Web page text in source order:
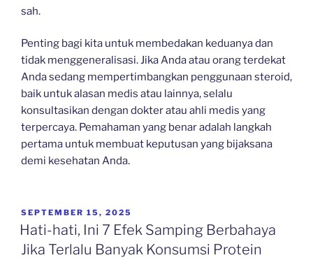
sah.
Penting bagi kita untuk membedakan keduanya dan
tidak menggeneralisasi. Jika Anda atau orang terdekat
Anda sedang mempertimbangkan penggunaan steroid,
baik untuk alasan medis atau lainnya, selalu
konsultasikan dengan dokter atau ahli medis yang
terpercaya. Pemahaman yang benar adalah langkah
pertama untuk membuat keputusan yang bijaksana
demi kesehatan Anda.
POSTED
ON
SEPTEMBER 15, 2025
Hati-hati, Ini 7 Efek Samping Berbahaya
Jika Terlalu Banyak Konsumsi Protein